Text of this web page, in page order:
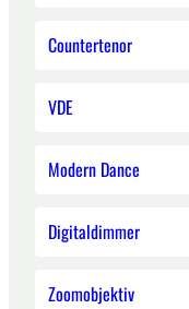
Countertenor
VDE
Modern Dance
Digitaldimmer
Zoomobjektiv